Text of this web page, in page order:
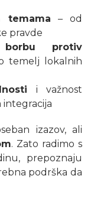
temama – od
pravde
borbu protiv
temelj lokalnih
i važnost
integracija
izazov, ali
. Zato radimo s
prepoznaju
podrška da